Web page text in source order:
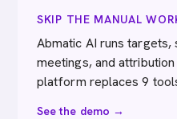
SKIP THE MANUAL
Abmatic AI runs targets,
meetings, and
platform replaces 9
See the demo →